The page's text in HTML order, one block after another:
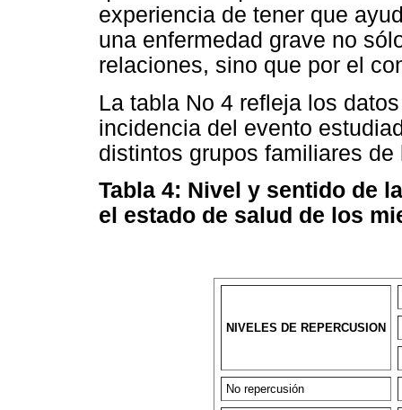
experiencia de tener que
una enfermedad grave no
relaciones, sino que por el
La tabla No 4 refleja los
incidencia del evento
distintos grupos familiares de
Tabla 4: Nivel y sentido de
el estado de salud de los
NIVELES DE REPERCUSION
No repercusión